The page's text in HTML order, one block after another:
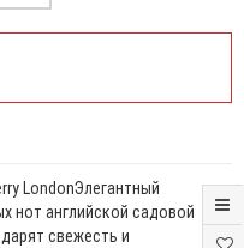
LondonЭлегантный
нот английской садовой
свежесть и